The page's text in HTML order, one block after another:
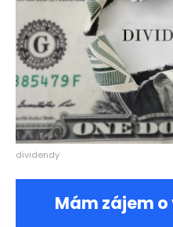
dividendy
Mám zájem